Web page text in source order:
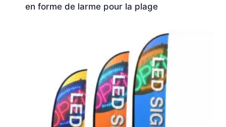
en forme de larme pour la plage